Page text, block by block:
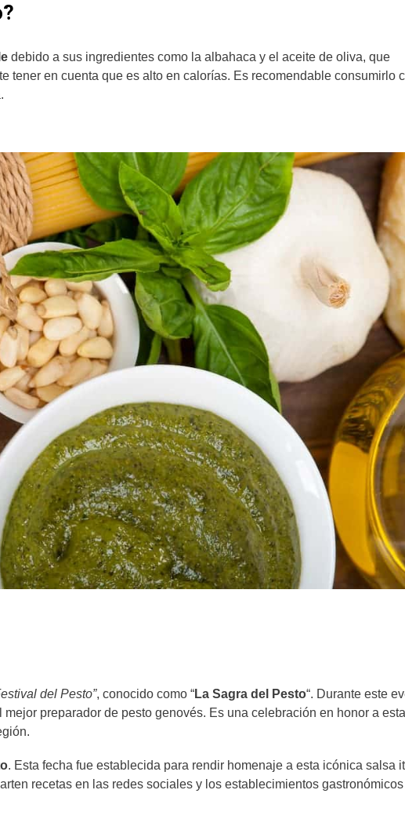
debido a sus ingredientes como la albahaca y el aceite de oliva, que
tener en cuenta que es alto en calorías. Es recomendable consumirlo
del Pesto”, conocido como “La Sagra del Pesto“. Durante este
preparador de pesto genovés. Es una celebración en honor a esta
. Esta fecha fue establecida para rendir homenaje a esta icónica salsa
recetas en las redes sociales y los establecimientos gastronómicos